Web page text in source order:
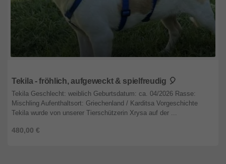
Tekila - fröhlich, aufgeweckt & spielfreudig 🎈
480,00 €
Tekila Geschlecht: weiblich Geburtsdatum: ca. 04/2026 Rasse:
Mischling Aufenthaltsort: Griechenland / Karditsa Vorgeschichte
Tekila wurde von unserer Tierschützerin Xrysa auf der ...